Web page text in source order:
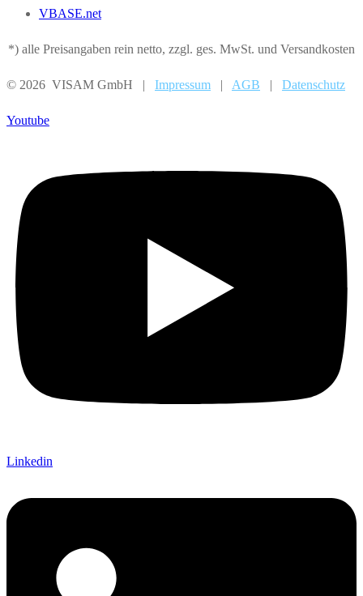
VBASE.net
*) alle Preisangaben rein netto, zzgl. ges. MwSt. und Versandkosten
© 2026 VISAM GmbH | Impressum | AGB | Datenschutz
Youtube
Linkedin